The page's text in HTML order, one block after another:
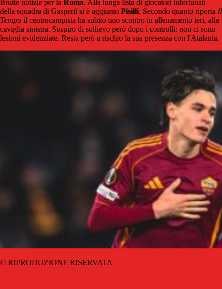
Brutte notizie per la Roma. Alla lunga lista di giocatori infortunati
della squadra di Gasperii si è aggiunto Pisilli. Secondo quanto riporta Il
Tempo il centrocampista ha subito uno scontro in allenamento ieri, alla
caviglia sinistra. Sospiro di sollievo però dopo i controlli: non ci sono
lesioni evidenziate. Resta però a rischio la sua presenza con l'Atalanta.
© RIPRODUZIONE RISERVATA